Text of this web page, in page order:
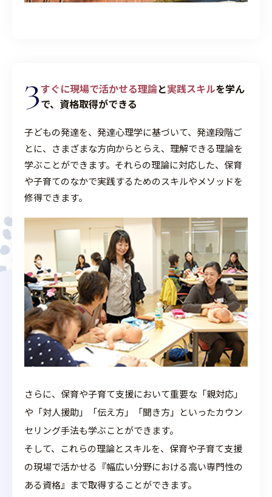
3すぐに現場で活かせる理論と実践スキルを学ん
で、 資格取得ができる
子どもの発達を、発達心理学に基づいて、発達段階ご
とに、さまざまな方向からとらえ、理解できる理論を
学ぶことができます。それらの理論に対応した、保育
や子育てのなかで実践するためのスキルやメソッドを
修得できます。
さらに、保育や子育て支援において重要な「親対応」
や「対人援助」「伝え方」「聞き方」といったカウン
セリング手法も学ぶことができます。
そして、これらの理論とスキルを、保育や子育て支援
の現場で活かせる『幅広い分野における高い専門性の
ある資格』まで取得することができます。